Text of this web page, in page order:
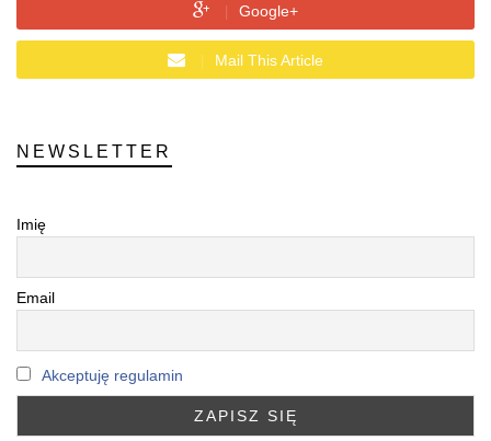
Google+
Mail This Article
NEWSLETTER
Imię
Email
Akceptuję regulamin